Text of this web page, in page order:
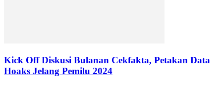
Kick Off Diskusi Bulanan Cekfakta, Petakan Data
Hoaks Jelang Pemilu 2024